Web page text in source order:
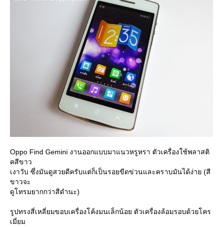
Oppo Find Gemini งานออกแบบมาแนวหรูหรา ตัวเครื่องใช้พลาสติ
คสีขาว
เงาวับ ซึ่งมันดูสวยดีครับแต่ก็เป็นรอยขีดข่วนและคราบมันได้ง่าย (สี
ขาวจะ
ดูโทรมยากกว่าสีดำนะ)
รูปทรงสี่เหลี่ยมขอบเครื่องโค้งมนเล็กน้อย ตัวเครื่องล้อมรอบด้วยโคร
เมี่ยม